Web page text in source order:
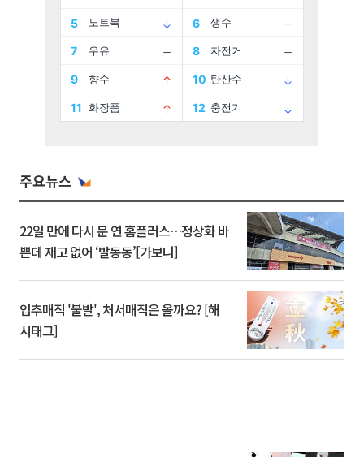
주요뉴스
22일 만에 다시 문 연 홈플러스…정상화 바
쁜데 재고 없어 ‘발동동’[가보니]
입추매직 '불발', 처서매직은 올까요? [해
시태그]